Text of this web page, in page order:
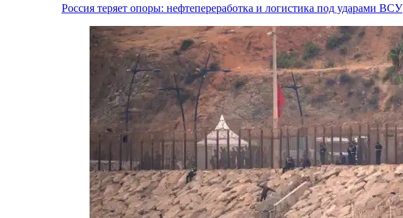
Россия теряет опоры: нефтепереработка и логистика под ударами ВСУ